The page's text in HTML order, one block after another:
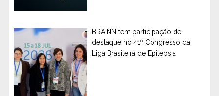
BRAINN tem participação de
destaque no 41º Congresso da
Liga Brasileira de Epilepsia